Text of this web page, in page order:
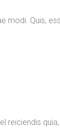
modi. Quis,
reiciendis